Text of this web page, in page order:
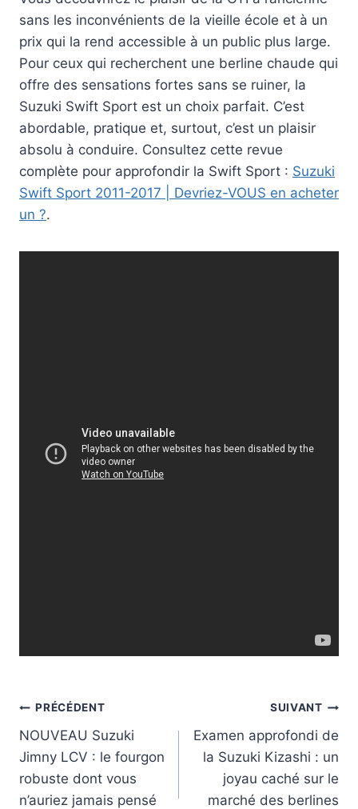
sans les inconvénients de la vieille école et à un
prix qui la rend accessible à un public plus large.
Pour ceux qui recherchent une berline chaude qui
offre des sensations fortes sans se ruiner, la
Suzuki Swift Sport est un choix parfait. C’est
abordable, pratique et, surtout, c’est un plaisir
absolu à conduire. Consultez cette revue
complète pour approfondir la Swift Sport : Suzuki
Swift Sport 2011-2017 | Devriez-VOUS en acheter
un ?.
Navigation
de
l’article
PRÉCÉDENT
NOUVEAU Suzuki
Jimny LCV : le fourgon
robuste dont vous
n’auriez jamais pensé
SUIVANT
Examen approfondi de
la Suzuki Kizashi : un
joyau caché sur le
marché des berlines